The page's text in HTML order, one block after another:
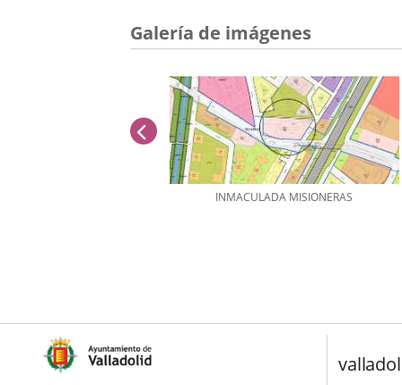
Galería de imágenes
INMACULADA MISIONERAS
anterior